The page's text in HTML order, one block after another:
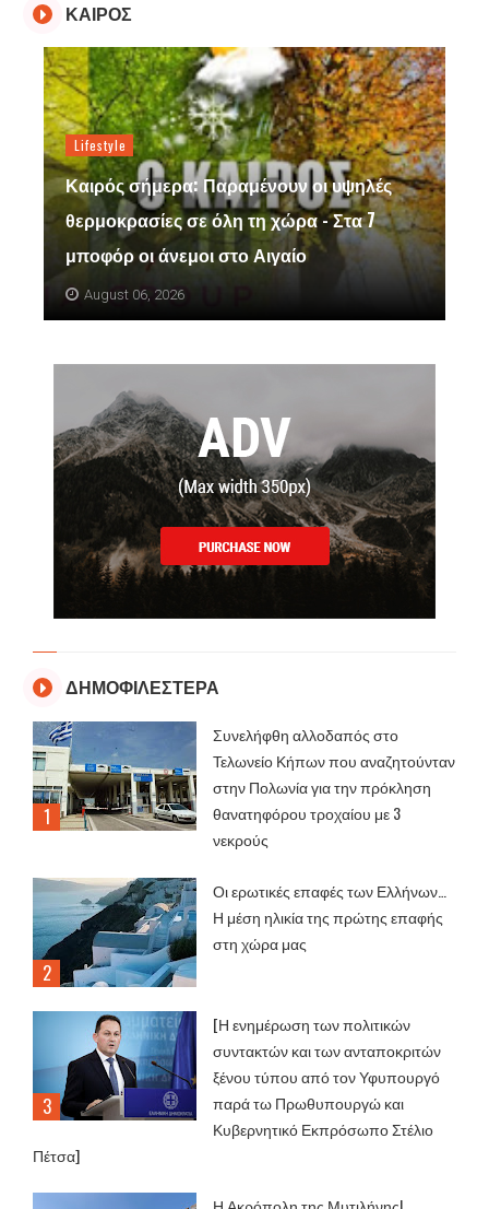
ΚΑΙΡΟΣ
Lifestyle
Καιρός σήμερα: Παραμένουν οι υψηλές
θερμοκρασίες σε όλη τη χώρα - Στα 7
μποφόρ οι άνεμοι στο Αιγαίο
August 06, 2026
ΔΗΜΟΦΙΛΕΣΤΕΡΑ
Συνελήφθη αλλοδαπός στο
Τελωνείο Κήπων που αναζητούνταν
στην Πολωνία για την πρόκληση
θανατηφόρου τροχαίου με 3
νεκρούς
Οι ερωτικές επαφές των Ελλήνων…
Η μέση ηλικία της πρώτης επαφής
στη χώρα μας
[Η ενημέρωση των πολιτικών
συντακτών και των ανταποκριτών
ξένου τύπου από τον Υφυπουργό
παρά τω Πρωθυπουργώ και
Κυβερνητικό Εκπρόσωπο Στέλιο
Πέτσα]